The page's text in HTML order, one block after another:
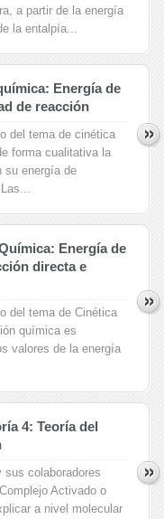
a partir de la energía
la entalpía...
Energía de
de reacción
del tema de cinética
forma cualitativa la
su energía de
Energía de
directa e
del tema de Cinética
química es
valores de la energía
4: Teoría del
sus colaboradores
Activado o
a nivel molecular